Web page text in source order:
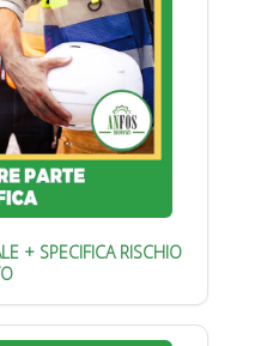
+ SPECIFICA RISCHIO